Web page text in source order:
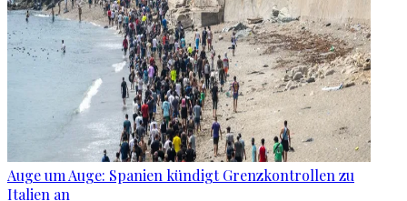
Auge um Auge: Spanien kündigt Grenzkontrollen zu
Italien an